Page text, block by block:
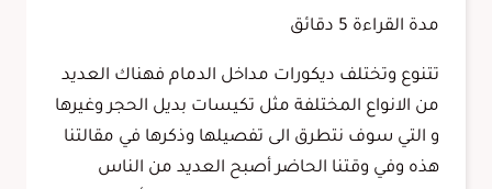
مدة القراءة دقائق
تتنوع وتختلف ديكورات مداخل الدمام فهناك العديد
من الانواع المختلفة مثل تكيسات بديل الحجر وغيرها
و التي سوف نتطرق الى تفصيلها وذكرها في مقالتنا
هذه وفي وقتنا الحاضر أصبح العديد من الناس